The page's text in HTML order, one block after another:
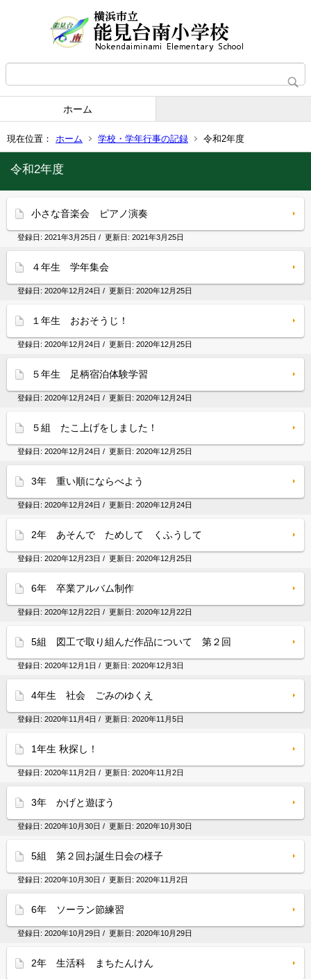
ホーム
現在位置： ホーム 学校・学年行事の記録 令和2年度
令和2年度
小さな音楽会 ピアノ演奏
登録日: 2021年3月25日 / 更新日: 2021年3月25日
４年生 学年集会
登録日: 2020年12月24日 / 更新日: 2020年12月25日
１年生 おおそうじ！
登録日: 2020年12月24日 / 更新日: 2020年12月25日
５年生 足柄宿泊体験学習
登録日: 2020年12月24日 / 更新日: 2020年12月24日
５組 たこ上げをしました！
登録日: 2020年12月24日 / 更新日: 2020年12月25日
3年 重い順にならべよう
登録日: 2020年12月24日 / 更新日: 2020年12月24日
2年 あそんで ためして くふうして
登録日: 2020年12月23日 / 更新日: 2020年12月25日
6年 卒業アルバム制作
登録日: 2020年12月22日 / 更新日: 2020年12月22日
5組 図工で取り組んだ作品について 第２回
登録日: 2020年12月1日 / 更新日: 2020年12月3日
4年生 社会 ごみのゆくえ
登録日: 2020年11月4日 / 更新日: 2020年11月5日
1年生 秋探し！
登録日: 2020年11月2日 / 更新日: 2020年11月2日
3年 かげと遊ぼう
登録日: 2020年10月30日 / 更新日: 2020年10月30日
5組 第２回お誕生日会の様子
登録日: 2020年10月30日 / 更新日: 2020年11月2日
6年 ソーラン節練習
登録日: 2020年10月29日 / 更新日: 2020年10月29日
2年 生活科 まちたんけん